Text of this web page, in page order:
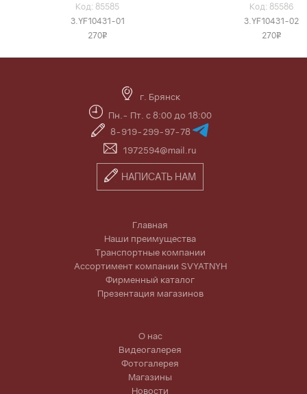
Код: 85585
3.YF10431-01
270v
Код: 85586
3.YF10431-02
270v
г. Брянск
Пн.- Пт. с 8:00 до 18:00
8-919-299-97-78
1972594@mail.ru
НАПИСАТЬ НАМ
Главная
Наши преимущества
Транспортные компании
Ассортимент компании SVYATNYH
Фирменный каталог
Презентация магазинов
О нас
Видеогалерея
Фотогалерея
Магазины
Новости